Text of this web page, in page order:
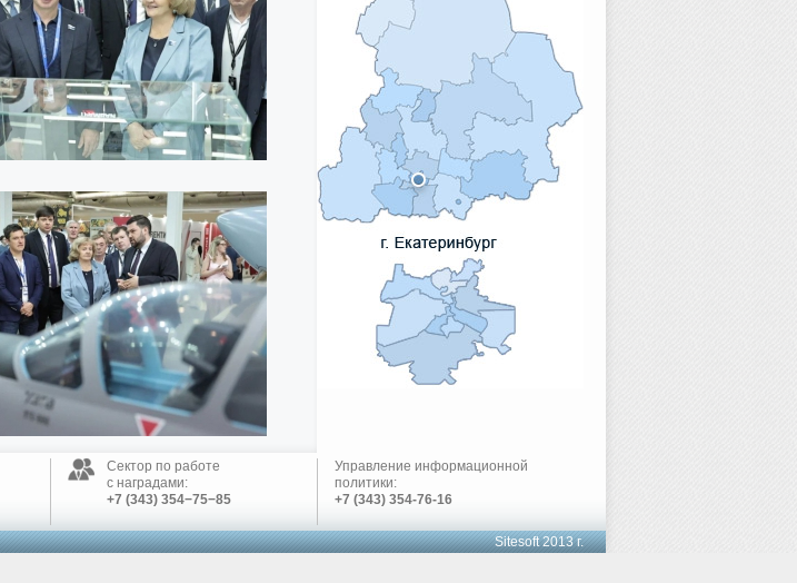
Сектор по работе
с наградами:
+7 (343) 354−75−85
Управление информационной
политики:
+7 (343) 354-76-16
Sitesoft 2013 г.